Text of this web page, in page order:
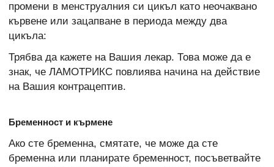
промени в менструалния си цикъл като неочаквано
кървене или зацапване в периода между два
цикъла:
Трябва да кажете на Вашия лекар. Това може да е
знак, че ЛАМОТРИКС повлиява начина на действие
на Вашия контрацептив.
Бременност и кърмене
Ако сте бременна, смятате, че може да сте
бременна или планирате бременност, посъветвайте